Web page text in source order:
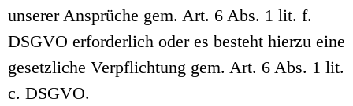
unserer Ansprüche gem. Art. 6 Abs. 1 lit. f.
DSGVO erforderlich oder es besteht hierzu eine
gesetzliche Verpflichtung gem. Art. 6 Abs. 1 lit.
c. DSGVO.